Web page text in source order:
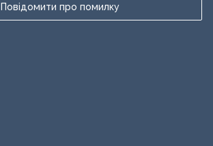
Повідомити про помилку